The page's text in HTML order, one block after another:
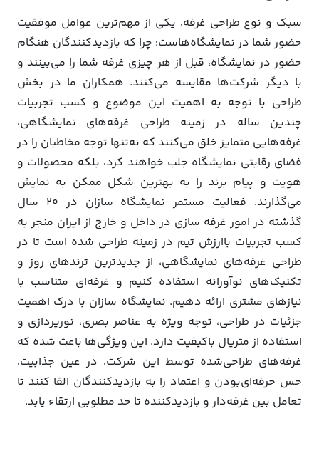
سبک و نوع طراحی غرفه، یکی از مهم‌ترین عوامل موفقیت
حضور شما در نمایشگاه‌هاست؛ چرا که بازدیدکنندگان هنگام
حضور در نمایشگاه، قبل از هر چیزی غرفه شما را می‌بینند و
با دیگر شرکت‌ها مقایسه می‌کنند. همکاران ما در بخش
طراحی با توجه به اهمیت این موضوع و کسب تجربیات
چندین ساله در زمینه طراحی غرفه‌های نمایشگاهی،
غرفه‌هایی متمایز خلق می‌کنند که نه‌تنها توجه مخاطبان را در
فضای رقابتی نمایشگاه جلب خواهند کرد، بلکه محصولات و
هویت و پیام برند را به بهترین شکل ممکن به نمایش
می‌گذارند. فعالیت مستمر نمایشگاه سازان در 20 سال
گذشته در امور غرفه سازی در داخل و خارج از ایران منجر به
کسب تجربیات باارزش تیم در زمینه طراحی شده است تا در
طراحی غرفه‌های نمایشگاهی، از جدیدترین ترندهای روز و
تکنیک‌های نوآورانه استفاده کنیم و غرفه‌ای متناسب با
نیازهای مشتری ارائه دهیم. نمایشگاه سازان با درک اهمیت
جزئیات در طراحی، توجه ویژه به عناصر بصری، نورپردازی و
استفاده از متریال باکیفیت دارد. این ویژگی‌ها باعث شده که
غرفه‌های طراحی‌شده توسط این شرکت، در عین جذابیت،
حس حرفه‌ای‌بودن و اعتماد را به بازدیدکنندگان القا کنند تا
تعامل بین غرفه‌دار و بازدیدکننده تا حد مطلوبی ارتقاء یابد.